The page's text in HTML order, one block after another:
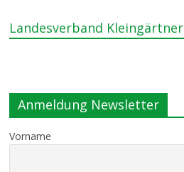
Landesverband Kleingärtner
Anmeldung Newsletter
Vorname